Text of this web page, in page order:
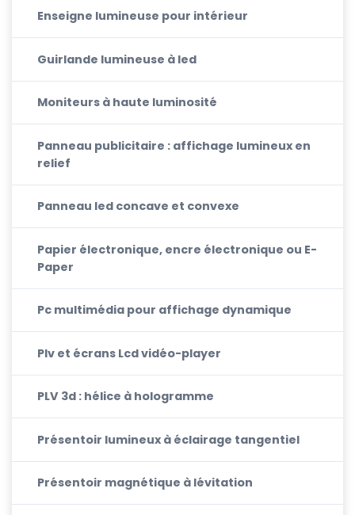
Enseigne lumineuse pour intérieur
Guirlande lumineuse à led
Moniteurs à haute luminosité
Panneau publicitaire : affichage lumineux en
relief
Panneau led concave et convexe
Papier électronique, encre électronique ou E-
Paper
Pc multimédia pour affichage dynamique
Plv et écrans Lcd vidéo-player
PLV 3d : hélice à hologramme
Présentoir lumineux à éclairage tangentiel
Présentoir magnétique à lévitation